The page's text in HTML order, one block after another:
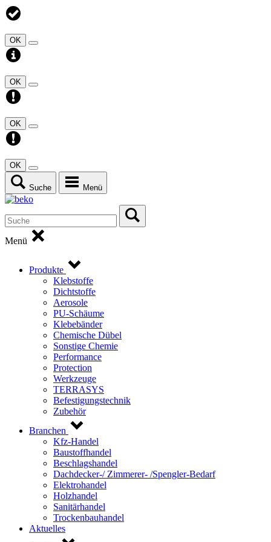
OK
OK
OK
OK
Suche Menü
Menü
Produkte
Klebstoffe
Dichtstoffe
Aerosole
PU-Schäume
Klebebänder
Chemische Dübel
Sonstige Chemie
Performance
Protection
Werkzeuge
TERRASYS
Befestigungstechnik
Zubehör
Branchen
Kfz-Handel
Baustoffhandel
Beschlagshandel
Dachdecker-/ Zimmerer- /Spengler-Bedarf
Elektrohandel
Holzhandel
Sanitärhandel
Trockenbauhandel
Aktuelles